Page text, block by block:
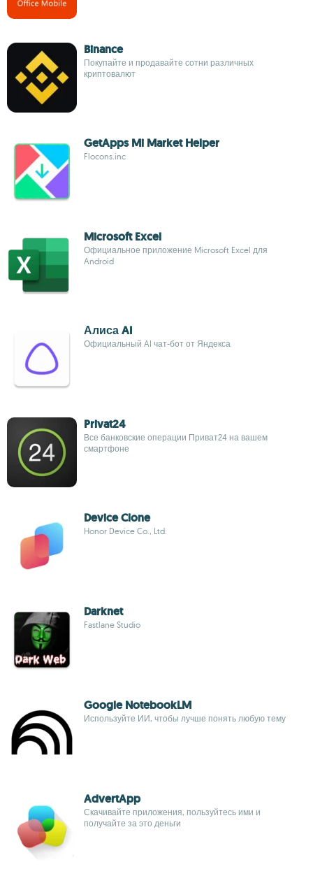
Binance
Покупайте и продавайте сотни различных
криптовалют
GetApps Mi Market Helper
Flocons.inc
Microsoft Excel
Официальное приложение Microsoft Excel для
Android
Алиса AI
Официальный AI чат-бот от Яндекса
Privat24
Все банковские операции Приват24 на вашем
смартфоне
Device Clone
Honor Device Co., Ltd.
Darknet
Fastlane Studio
Google NotebookLM
Используйте ИИ, чтобы лучше понять любую тему
AdvertApp
Скачивайте приложения, пользуйтесь ими и
получайте за это деньги